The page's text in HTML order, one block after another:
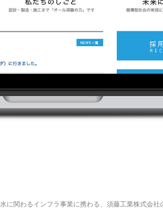
水に関わるインフラ事業に携わる、 須藤工業株式会社